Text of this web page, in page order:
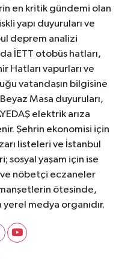
en kritik gündemi olan
yapı duyuruları ve
deprem analizi
İETT otobüs hatları,
Hatları vapurları ve
vatandaşın bilgisine
Masa duyuruları,
elektrik arıza
Şehrin ekonomisi için
listeleri ve İstanbul
sosyal yaşam için ise
nöbetçi eczaneler
ötesinde,
medya organıdır.